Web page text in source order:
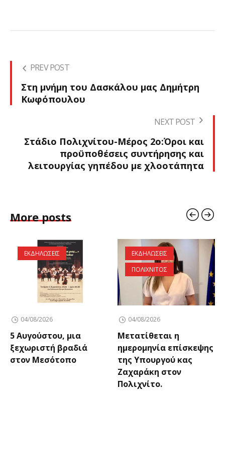
PREV POST
Στη μνήμη του Δασκάλου μας Δημήτρη
Κωφόπουλου
NEXT POST
Στάδιο Πολιχνίτου-Μέρος 2ο:Όροι και
προϋποθέσεις συντήρησης και
λειτουργίας γηπέδου με χλοοτάπητα
More posts
ΕΚΔΗΛΩΣΕΙΣ
04/08/2026
5 Αυγούστου, μια
ξεχωριστή βραδιά
στον Μεσότοπο
ΕΚΔΗΛΩΣΕΙΣ
ΠΟΛΙΧΝΙΤΟΣ
04/08/2026
Μετατίθεται η
ημερομηνία επίσκεψης
της Υπουργού κας
Ζαχαράκη στον
Πολιχνίτο.